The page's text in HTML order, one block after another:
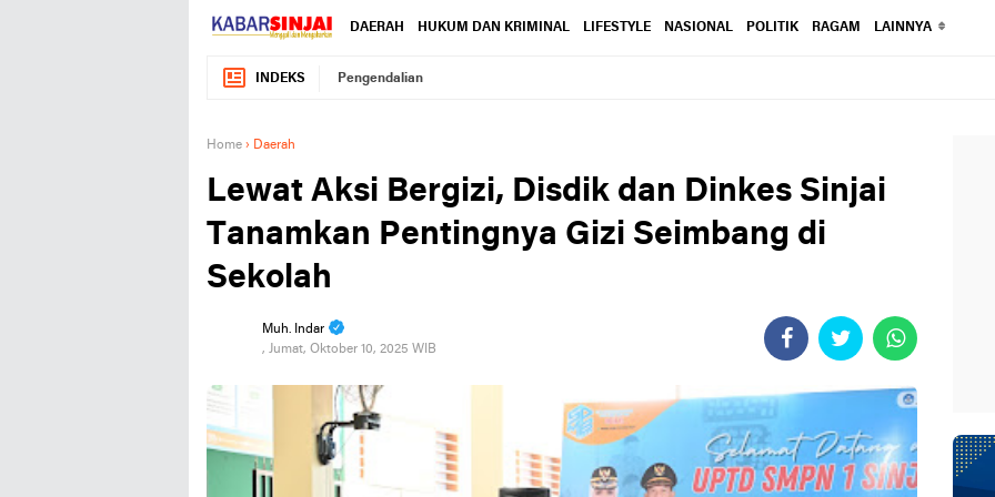
DAERAH HUKUM DAN KRIMINAL LIFESTYLE NASIONAL POLITIK RAGAM LAINNYA
INDEKS Pengendalian
Home › Daerah
Lewat Aksi Bergizi, Disdik dan Dinkes Sinjai
Tanamkan Pentingnya Gizi Seimbang di
Sekolah
Muh. Indar
, Jumat, Oktober 10, 2025 WIB